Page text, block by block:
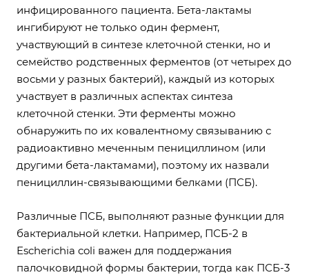
инфицированного пациента. Бета-лактамы
ингибируют не только один фермент,
участвующий в синтезе клеточной стенки, но и
семейство родственных ферментов (от четырех до
восьми у разных бактерий), каждый из которых
участвует в различных аспектах синтеза
клеточной стенки. Эти ферменты можно
обнаружить по их ковалентному связыванию с
радиоактивно меченным пенициллином (или
другими бета-лактамами), поэтому их назвали
пенициллин-связывающими белками (ПСБ).
Различные ПСБ, выполняют разные функции для
бактериальной клетки. Например, ПСБ-2 в
Escherichia coli важен для поддержания
палочковидной формы бактерии, тогда как ПСБ-3